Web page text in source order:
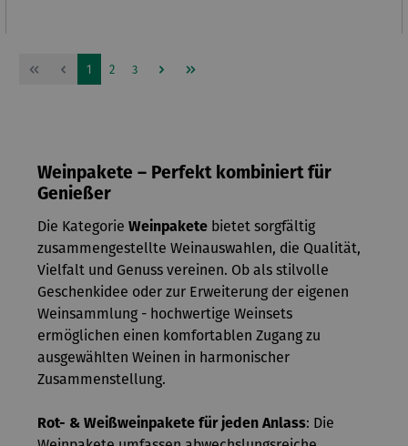
Seite
1 Seite
2 Seite
3
Weinpakete – Perfekt kombiniert für
Genießer
Die Kategorie Weinpakete bietet sorgfältig
zusammengestellte Weinauswahlen, die Qualität,
Vielfalt und Genuss vereinen. Ob als stilvolle
Geschenkidee oder zur Erweiterung der eigenen
Weinsammlung - hochwertige Weinsets
ermöglichen einen komfortablen Zugang zu
ausgewählten Weinen in harmonischer
Zusammenstellung.
Rot- & Weißweinpakete für jeden Anlass: Die